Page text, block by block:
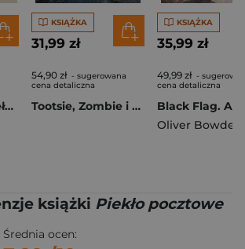
Diabeł i arcydzieło. Teksty przełomowe wyd. 2026
KSIĄŻKA
31,99 zł
54,90 zł - sugerowana
cena detaliczna
Tootsie, Zombie i Dahlia
KSIĄŻKA
35,99 zł
49,99 zł -
cena detaliczna
Oliver Bowden
książki Piekło pocztowe
Średnia ocen: